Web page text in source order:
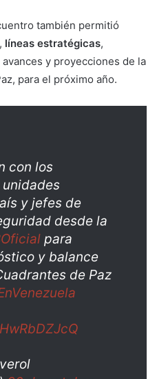
también permitió
líneas estratégicas,
y proyecciones de la
para el próximo año.
con los
y jefes de
desde la
para
y balance
de Paz